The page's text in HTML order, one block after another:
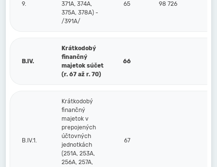
9.
371A, 374A,
375A, 378A) -
/391A/
65 98 726
B.IV.
Krátkodobý
finančný
majetok súčet
(r. 67 až r. 70)
66
B.IV.1.
Krátkodobý
finančný
majetok v
prepojených
účtovných
jednotkách
(251A, 253A,
256A, 257A,
67